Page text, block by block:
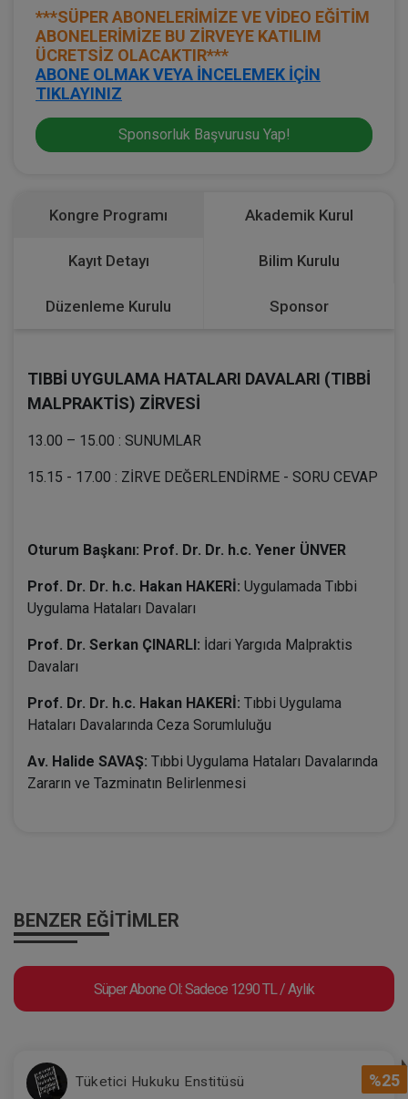
***SÜPER ABONELERİMİZE VE VİDEO EĞİTİM
ABONELERİMİZE BU ZİRVEYE KATILIM
ÜCRETSİZ OLACAKTIR***
ABONE OLMAK VEYA İNCELEMEK İÇİN
TIKLAYINIZ
Sponsorluk Başvurusu Yap!
Kongre Programı Akademik Kurul
Kayıt Detayı Bilim Kurulu
Düzenleme Kurulu Sponsor
TIBBİ UYGULAMA HATALARI DAVALARI (TIBBİ
MALPRAKTİS) ZİRVESİ
13.00 – 15.00 : SUNUMLAR
15.15 - 17.00 : ZİRVE DEĞERLENDİRME - SORU CEVAP
Oturum Başkanı: Prof. Dr. Dr. h.c. Yener ÜNVER
Prof. Dr. Dr. h.c. Hakan HAKERİ: Uygulamada Tıbbi
Uygulama Hataları Davaları
Prof. Dr. Serkan ÇINARLI: İdari Yargıda Malpraktis
Davaları
Prof. Dr. Dr. h.c. Hakan HAKERİ: Tıbbi Uygulama
Hataları Davalarında Ceza Sorumluluğu
Av. Halide SAVAŞ: Tıbbi Uygulama Hataları Davalarında
Zararın ve Tazminatın Belirlenmesi
BENZER EĞITIMLER
Süper Abone Ol: Sadece 1290 TL / Aylık
%25
Tüketici Hukuku Enstitüsü